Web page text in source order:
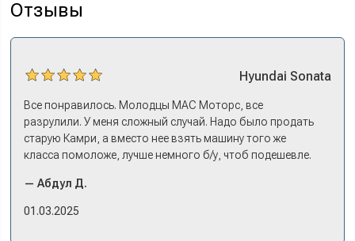
Отзывы
Hyundai Sonata
Все понравилось. Молодцы МАС Моторс, все
разрулили. У меня сложный случай. Надо было продать
старую Камри, а вместо нее взять машину того же
класса помоложе, лучше немного б/у, чтоб подешевле.
либо самому всем этим заниматься – а работать когда?
Либо искать салон, где есть нормальный трейд-ин. И
— Абдул Д.
01.03.2025